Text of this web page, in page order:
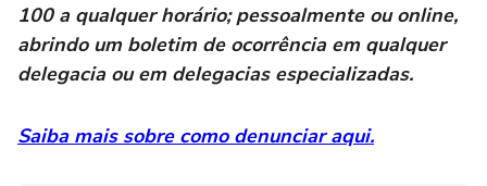
100 a qualquer horário; pessoalmente ou online,
abrindo um boletim de ocorrência em qualquer
delegacia ou em delegacias especializadas.
Saiba mais sobre como denunciar aqui.